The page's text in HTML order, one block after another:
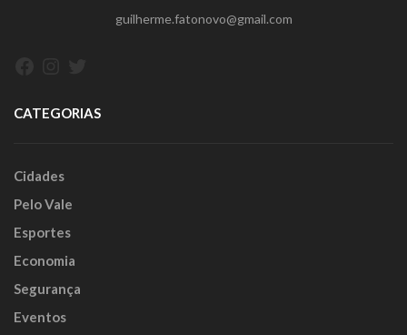
guilherme.fatonovo@gmail.com
CATEGORIAS
Cidades
Pelo Vale
Esportes
Economia
Segurança
Eventos